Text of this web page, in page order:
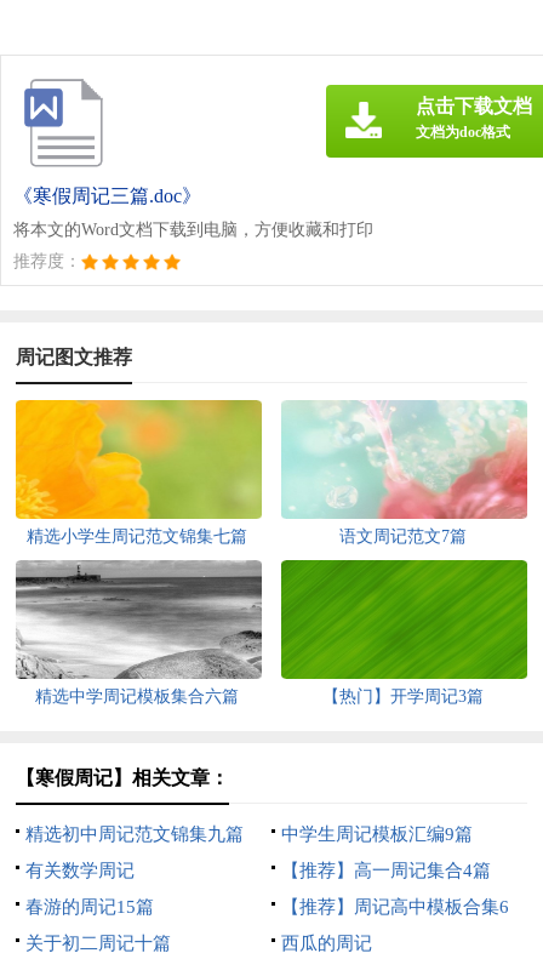
《寒假周记三篇.doc》
将本文的Word文档下载到电脑，方便收藏和打印
推荐度：
点击下载文档
文档为doc格式
周记图文推荐
精选小学生周记范文锦集七篇 语文周记范文7篇
精选中学周记模板集合六篇 【热门】开学周记3篇
【寒假周记】相关文章：
精选初中周记范文锦集九篇
中学生周记模板汇编9篇
有关数学周记
【推荐】高一周记集合4篇
春游的周记15篇
【推荐】周记高中模板合集6
篇
关于初二周记十篇 西瓜的周记